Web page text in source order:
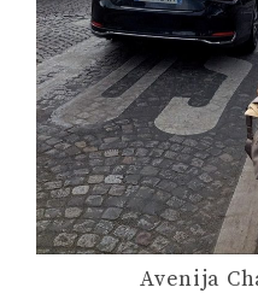
Avenija